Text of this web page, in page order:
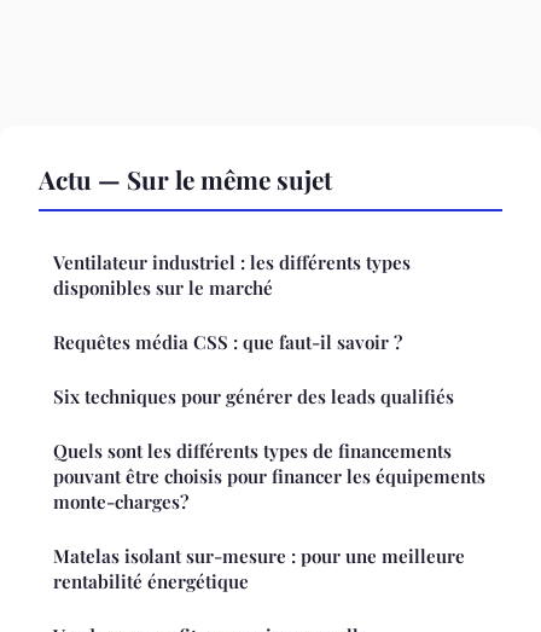
Actu — Sur le même sujet
Ventilateur industriel : les différents types
disponibles sur le marché
Requêtes média CSS : que faut-il savoir ?
Six techniques pour générer des leads qualifiés
Quels sont les différents types de financements
pouvant être choisis pour financer les équipements
monte-charges?
Matelas isolant sur-mesure : pour une meilleure
rentabilité énergétique